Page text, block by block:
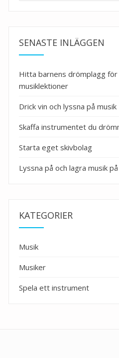
SENASTE INLÄGGEN
Hitta barnens drömplagg för
musiklektioner
Drick vin och lyssna på musik
Skaffa instrumentet du
Starta eget skivbolag
Lyssna på och lagra musik
KATEGORIER
Musik
Musiker
Spela ett instrument